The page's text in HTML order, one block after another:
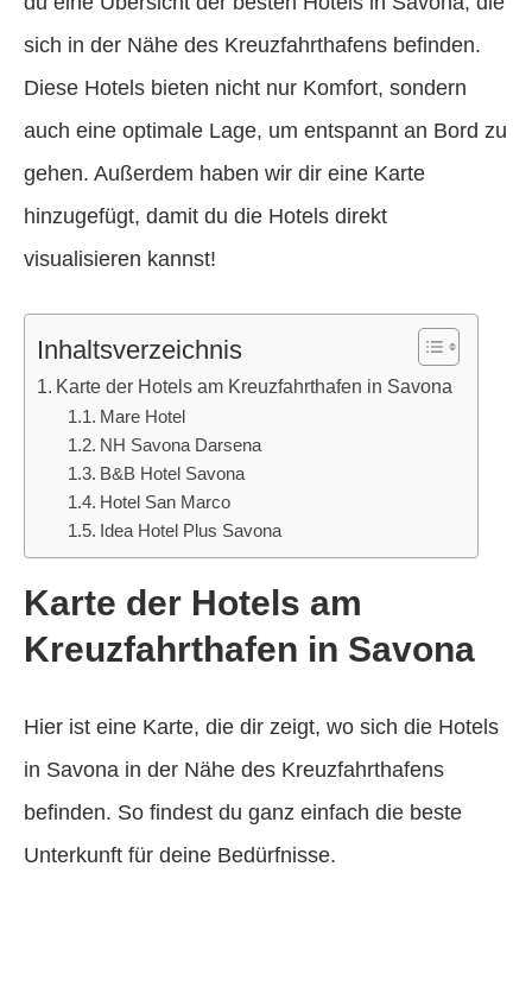
sich in der Nähe des Kreuzfahrthafens befinden.
Diese Hotels bieten nicht nur Komfort, sondern
auch eine optimale Lage, um entspannt an Bord zu
gehen. Außerdem haben wir dir eine Karte
hinzugefügt, damit du die Hotels direkt
visualisieren kannst!
Inhaltsverzeichnis
Karte der Hotels am Kreuzfahrthafen in Savona
Mare Hotel
NH Savona Darsena
B&B Hotel Savona
Hotel San Marco
Idea Hotel Plus Savona
Karte der Hotels am
Kreuzfahrthafen in Savona
Hier ist eine Karte, die dir zeigt, wo sich die Hotels
in Savona in der Nähe des Kreuzfahrthafens
befinden. So findest du ganz einfach die beste
Unterkunft für deine Bedürfnisse.